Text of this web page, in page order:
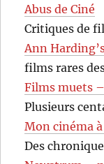
Abus de Ciné
Critiques de
Ann
films rares
Films muets
Plusieurs
Mon cinéma
Des